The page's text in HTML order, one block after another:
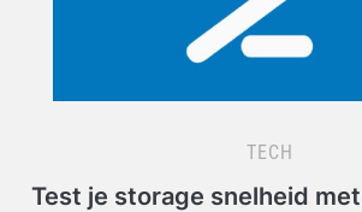
TECH
Test je storage snelheid